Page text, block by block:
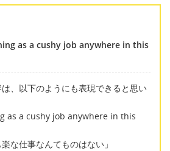
as a cushy job anywhere in this
、以下のようにも表現できると思い
as a cushy job anywhere in this
な仕事なんてものはない」